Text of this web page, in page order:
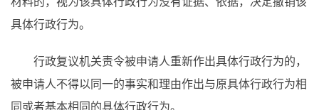
具体行政行为。
行政复议机关责令被申请人重新作出具体行政行为的，
被申请人不得以同一的事实和理由作出与原具体行政行为相
同或者基本相同的具体行政行为。